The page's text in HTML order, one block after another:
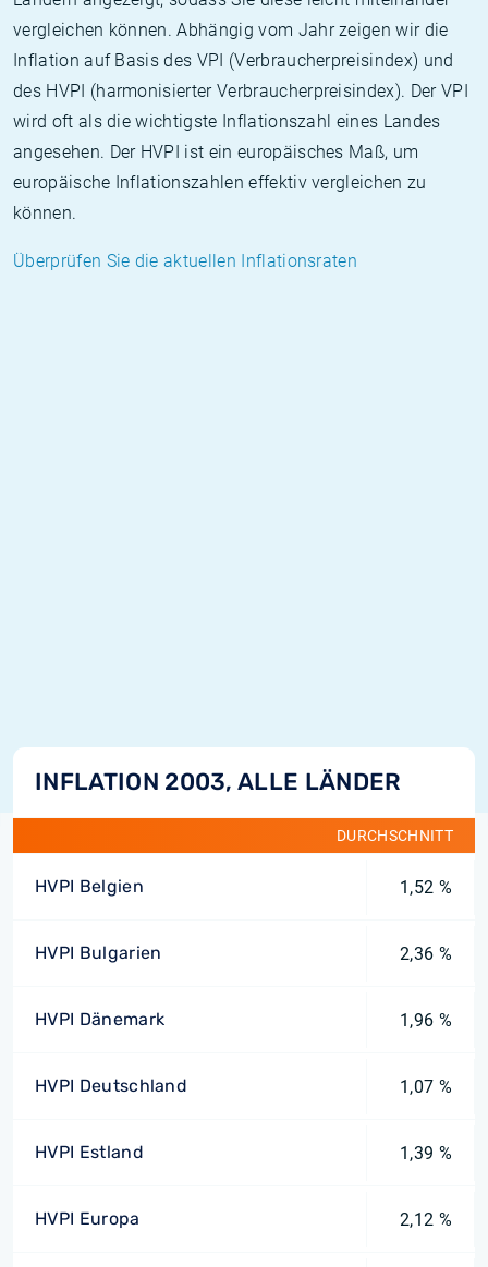
vergleichen können. Abhängig vom Jahr zeigen wir die
Inflation auf Basis des VPI (Verbraucherpreisindex) und
des HVPI (harmonisierter Verbraucherpreisindex). Der VPI
wird oft als die wichtigste Inflationszahl eines Landes
angesehen. Der HVPI ist ein europäisches Maß, um
europäische Inflationszahlen effektiv vergleichen zu
können.
Überprüfen Sie die aktuellen Inflationsraten
INFLATION 2003, ALLE LÄNDER
DURCHSCHNITT
HVPI Belgien 1,52 %
HVPI Bulgarien 2,36 %
HVPI Dänemark 1,96 %
HVPI Deutschland 1,07 %
HVPI Estland 1,39 %
HVPI Europa 2,12 %